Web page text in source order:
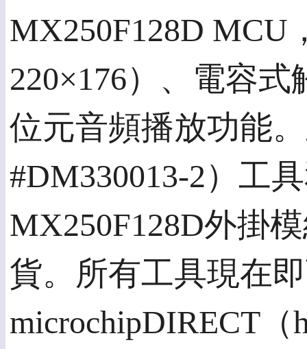
MX250F128D MCU
220×176）、電容
位元音頻播放功能
#DM330013-2）工
MX250F128D外掛
貨。所有工具現在
microchipDIRECT（